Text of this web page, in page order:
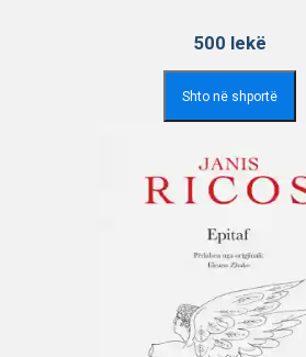
500 lekë
Shto në shportë